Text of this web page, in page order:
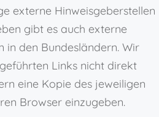
externe Hinweisgeberstellen
gibt es auch externe
in den Bundesländern. Wir
Links nicht direkt
eine Kopie des jeweiligen
Browser einzugeben.